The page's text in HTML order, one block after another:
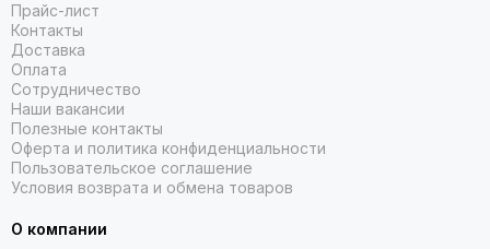
Прайс-лист
Контакты
Доставка
Оплата
Сотрудничество
Наши вакансии
Полезные контакты
Оферта и политика конфиденциальности
Пользовательское соглашение
Условия возврата и обмена товаров
О компании